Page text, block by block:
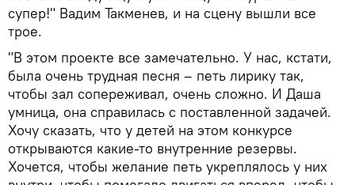
супер!" Вадим Такменев, и на сцену вышли все
трое.
"В этом проекте все замечательно. У нас, кстати,
была очень трудная песня – петь лирику так,
чтобы зал сопереживал, очень сложно. И Даша
умница, она справилась с поставленной задачей.
Хочу сказать, что у детей на этом конкурсе
открываются какие-то внутренние резервы.
Хочется, чтобы желание петь укреплялось у них